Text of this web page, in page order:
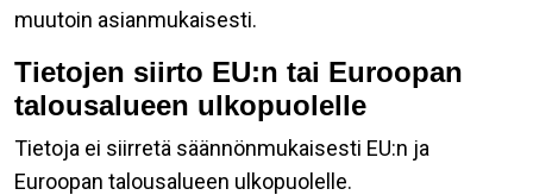
muutoin asianmukaisesti.
Tietojen siirto EU:n tai Euroopan
talousalueen ulkopuolelle
Tietoja ei siirretä säännönmukaisesti EU:n ja
Euroopan talousalueen ulkopuolelle.